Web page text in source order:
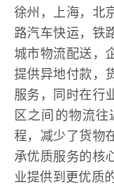
徐州，上海，北
路汽车快运，铁
城市物流配送，
提供异地付款，
服务，同时在行
区之间的物流
程，减少了货物
承优质服务的核
业提供到更优质